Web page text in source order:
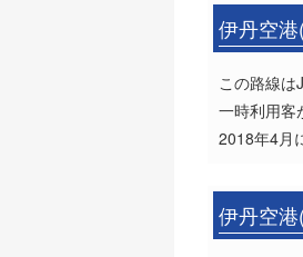
伊丹空
この路線は
一時利用客
2018年4月
伊丹空